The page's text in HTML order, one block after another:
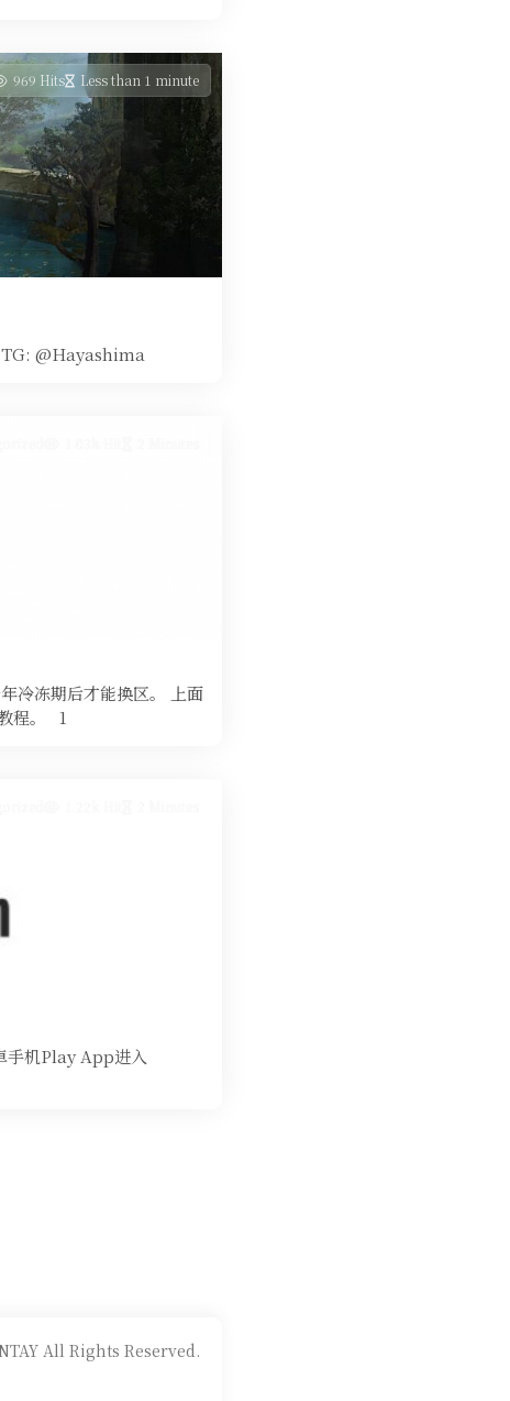
969 Hits Less than 1 minute
TG: @Hayashima
冷冻期后才能换区。 上面
程。 1
手机Play App进入
All Rights Reserved.